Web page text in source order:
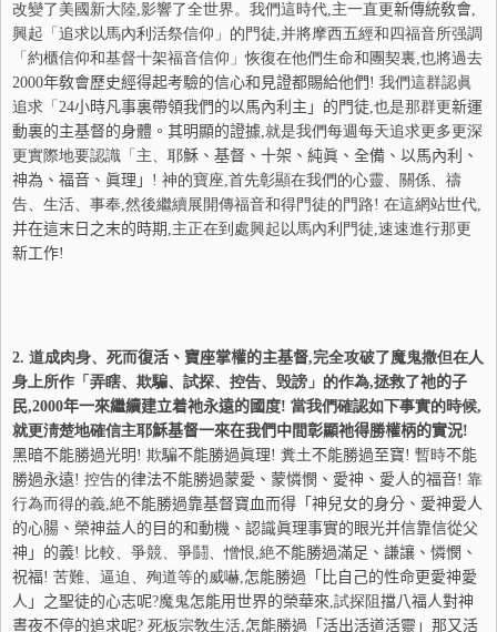
改變了美國新大陸,影響了全世界。我們這時代,主一直更新傳統敎會,
興起「追求以馬內利活祭信仰」的門徒,并將摩西五經和四福音所强調
「約櫃信仰和基督十架福音信仰」恢復在他們生命和團契裏,也將過去
2000年敎會歷史經得起考驗的信心和見證都賜給他們 ! 我們這群認眞
追求「 24小時凡事裏帶領我們的以馬內利主」的門徒,也是那群更新運
動裏的主基督的身體。其明顯的證據,就是我們每週每天追求更多更深
更實際地要認識「主、耶穌、 基督、十架、純眞、全備、以馬內利、
神為、福音、眞理」 ! 神的寶座,首先彰顯在我們的心靈、關係、禱
告、生活、事奉,然後繼續展開傳福音和得門徒的門路! 在這網站世代,
并在這末日之末的時期 ,主正在到處興起以馬內利門徒,速速進行那更
新工作!
2. 道成肉身、死而復活 、寶座掌權的主基督,完全攻破了魔鬼撒但在人
身上所作「弄瞎、欺騙、試探、控告、毁謗」的作為,拯救了祂的子
民,2000年一來繼續建立着祂永遠的國度! 當我們確認如下事實的時候,
就更淸楚地確信主耶穌基督一來在我們中間彰顯祂得勝權柄的實況!
黑暗不能勝過光明 ! 欺騙不能勝過眞理! 糞土不能勝過至寶! 暫時不能
勝過永遠! 控告的律法不能勝過蒙愛 、蒙憐憫 、愛神、愛人的福音! 靠
行為而得的義,絶不能勝過靠基督寶血而得「神兒女的身分、愛神愛人
的心腸、榮神益人的目的和動機、認識眞理事實的眼光并信靠信從父
神」的義! 比較、爭競、爭鬪、憎恨,絶不能勝過滿足 、謙讓、 憐憫 、
祝福! 苦難、逼迫、殉道等的威嚇,怎能勝過「比自己的性命更愛神愛
人」之聖徒的心志呢?魔鬼怎能用世界的榮華來,試探阻 擋八福人對神
晝夜不停的追求呢? 死板宗敎生活,怎能勝過「活出活道活靈」那又活